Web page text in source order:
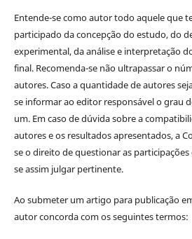
Entende-se como autor todo aquele que
participado da concepção do estudo, do
experimental, da análise e interpretação
final. Recomenda-se não ultrapassar o
autores. Caso a quantidade de autores
se informar ao editor responsável o grau
um. Em caso de dúvida sobre a
autores e os resultados apresentados, a
se o direito de questionar as participações
se assim julgar pertinente.
Ao submeter um artigo para publicação
autor concorda com os seguintes termos: